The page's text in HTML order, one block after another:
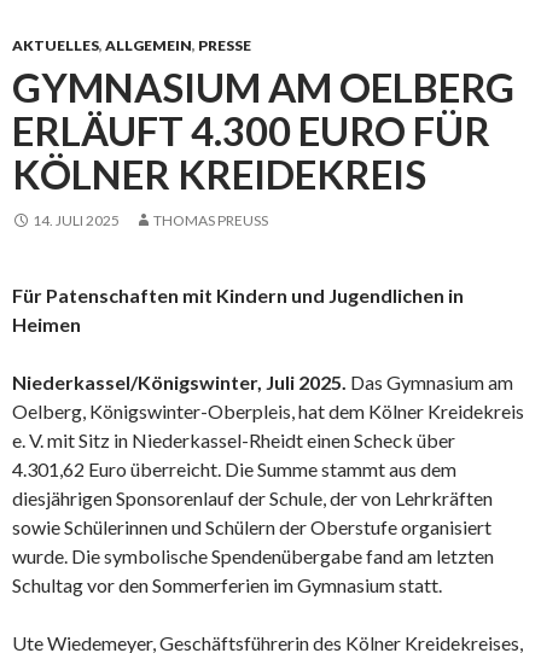
AKTUELLES, ALLGEMEIN, PRESSE
GYMNASIUM AM OELBERG
ERLÄUFT 4.300 EURO FÜR
KÖLNER KREIDEKREIS
14. JULI 2025 THOMAS PREUSS
Für Patenschaften mit Kindern und Jugendlichen in
Heimen
Niederkassel/Königswinter, Juli 2025. Das Gymnasium am
Oelberg, Königswinter-Oberpleis, hat dem Kölner Kreidekreis
e. V. mit Sitz in Niederkassel-Rheidt einen Scheck über
4.301,62 Euro überreicht. Die Summe stammt aus dem
diesjährigen Sponsorenlauf der Schule, der von Lehrkräften
sowie Schülerinnen und Schülern der Oberstufe organisiert
wurde. Die symbolische Spendenübergabe fand am letzten
Schultag vor den Sommerferien im Gymnasium statt.
Ute Wiedemeyer, Geschäftsführerin des Kölner Kreidekreises,